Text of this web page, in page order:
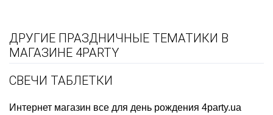
ДРУГИЕ ПРАЗДНИЧНЫЕ ТЕМАТИКИ В
МАГАЗИНЕ 4PARTY
СВЕЧИ ТАБЛЕТКИ
Интернет магазин все для день рождения 4party.ua